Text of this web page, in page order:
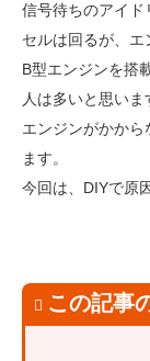
信号待ちのアイド
セルは回るが、エ
B型エンジンを搭
人は多いと思いま
エンジンがかか
ます。
今回は、DIYで原
この記事